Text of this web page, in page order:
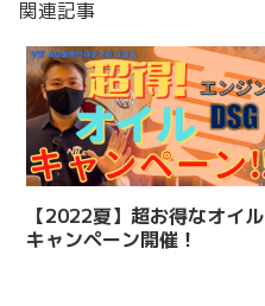
関連記事
【2022夏】超お得なオイル
キャンペーン開催！